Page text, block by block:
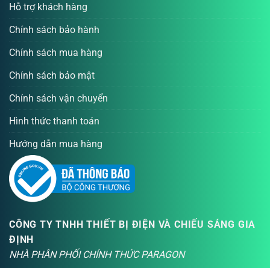
Hỗ trợ khách hàng
Chính sách bảo hành
Chính sách mua hàng
Chính sách bảo mật
Chính sách vận chuyển
Hình thức thanh toán
Hướng dẫn mua hàng
CÔNG TY TNHH THIẾT BỊ ĐIỆN VÀ CHIẾU SÁNG GIA
ĐỊNH
NHÀ PHÂN PHỐI CHÍNH THỨC PARAGON